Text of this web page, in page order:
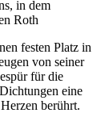
in dem
Roth
festen Platz in
von seiner
für die
eine
berührt.